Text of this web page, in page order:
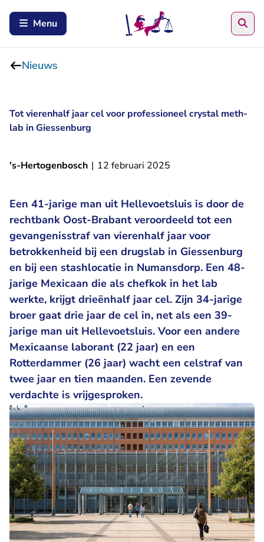
Menu
Nieuws
Tot vierenhalf jaar cel voor professioneel crystal meth-
lab in Giessenburg
's-Hertogenbosch | 12 februari 2025
Een 41-jarige man uit Hellevoetsluis is door de
rechtbank Oost-Brabant veroordeeld tot een
gevangenisstraf van vierenhalf jaar voor
betrokkenheid bij een drugslab in Giessenburg
en bij een stashlocatie in Numansdorp. Een 48-
jarige Mexicaan die als chefkok in het lab
werkte, krijgt drieënhalf jaar cel. Zijn 34-jarige
broer gaat drie jaar de cel in, net als een 39-
jarige man uit Hellevoetsluis. Voor een andere
Mexicaanse laborant (22 jaar) en een
Rotterdammer (26 jaar) wacht een celstraf van
twee jaar en tien maanden. Een zevende
verdachte is vrijgesproken.